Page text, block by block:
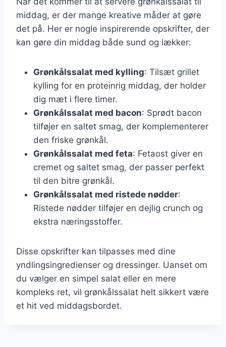
middag, er der mange kreative måder at gøre
det på. Her er nogle inspirerende opskrifter, der
kan gøre din middag både sund og lækker:
Grønkålssalat med kylling: Tilsæt grillet
kylling for en proteinrig middag, der holder
dig mæt i flere timer.
Grønkålssalat med bacon: Sprødt bacon
tilføjer en saltet smag, der komplementerer
den friske grønkål.
Grønkålssalat med feta: Fetaost giver en
cremet og saltet smag, der passer perfekt
til den bitre grønkål.
Grønkålssalat med ristede nødder:
Ristede nødder tilføjer en dejlig crunch og
ekstra næringsstoffer.
Disse opskrifter kan tilpasses med dine
yndlingsingredienser og dressinger. Uanset om
du vælger en simpel salat eller en mere
kompleks ret, vil grønkålssalat helt sikkert være
et hit ved middagsbordet.